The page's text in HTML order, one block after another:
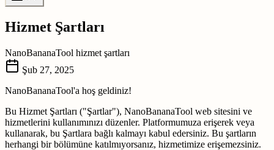
Hizmet Şartları
NanoBananaTool hizmet şartları
Şub 27, 2025
NanoBananaTool'a hoş geldiniz!
Bu Hizmet Şartları ("Şartlar"), NanoBananaTool web sitesini ve
hizmetlerini kullanımınızı düzenler. Platformumuza erişerek veya
kullanarak, bu Şartlara bağlı kalmayı kabul edersiniz. Bu şartların
herhangi bir bölümüne katılmıyorsanız, hizmetimize erişemezsiniz.